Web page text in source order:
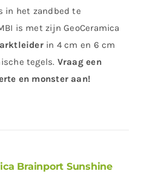
in het zandbed te
is met zijn GeoCeramica
in 4 cm en 6 cm
tegels. Vraag een
en monster aan!
Brainport Sunshine